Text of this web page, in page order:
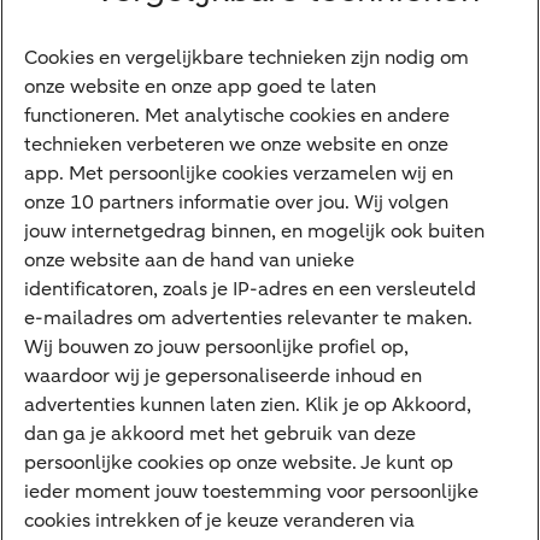
Diensten
VraagHugo
Corporate Finance
Tikkie zakelijk
Cyber Veilig & Zeker
Private Banking
Interessant
Sectoren & trends
Ondernemersverhalen
Valutacentrum
Alles over PSD2
Business Community
Cookies en vergelijkbare technieken zijn nodig om
onze website en onze app goed te laten
functioneren. Met analytische cookies en andere
technieken verbeteren we onze website en onze
app. Met persoonlijke cookies verzamelen wij en
onze 10 partners informatie over jou. Wij volgen
jouw internetgedrag binnen, en mogelijk ook buiten
onze website aan de hand van unieke
identificatoren, zoals je IP-adres en een versleuteld
e-mailadres om advertenties relevanter te maken.
Wij bouwen zo jouw persoonlijke profiel op,
waardoor wij je gepersonaliseerde inhoud en
advertenties kunnen laten zien. Klik je op Akkoord,
dan ga je akkoord met het gebruik van deze
persoonlijke cookies op onze website. Je kunt op
ieder moment jouw toestemming voor persoonlijke
cookies intrekken of je keuze veranderen via